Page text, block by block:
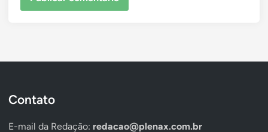
Contato
E-mail da Redação: redacao@plenax.com.br